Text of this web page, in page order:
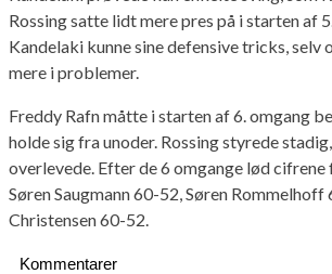
Rossing satte lidt mere pres på i starten af
Kandelaki kunne sine defensive tricks, selv
mere i problemer.
Freddy Rafn måtte i starten af 6. omgang
holde sig fra unoder. Rossing styrede
overlevede. Efter de 6 omgange lød cifrene
Søren Saugmann 60-52, Søren Rommelhoff
Christensen 60-52.
Kommentarer